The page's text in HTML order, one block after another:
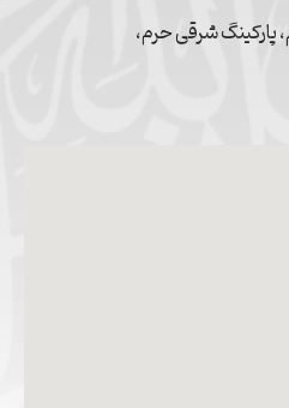
پارکینگ شرقی حرم،